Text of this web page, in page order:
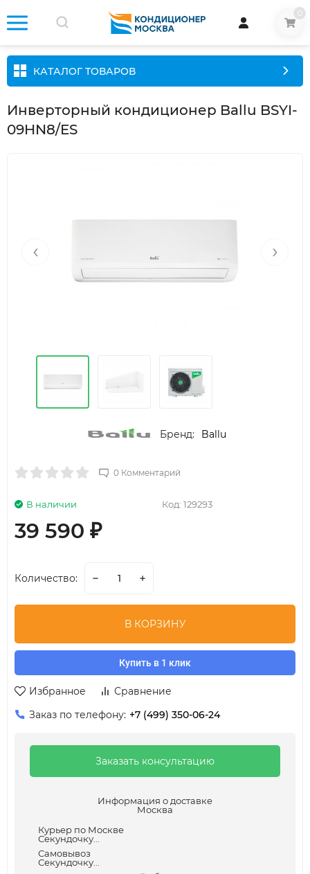
КАТАЛОГ ТОВАРОВ
Инверторный кондиционер Ballu BSYI-
09HN8/ES
‹ ›
Бренд: Ballu
0 Комментарий
Код: 129293
В наличии
39 590 ₽
Количество:
В КОРЗИНУ
Купить в 1 клик
Избранное
Сравнение
Заказ по телефону: +7 (499) 350-06-24
Заказать консультацию
Информация о доставке
Москва
Курьер по Москве
Секундочку...
Самовывоз
Секундочку...